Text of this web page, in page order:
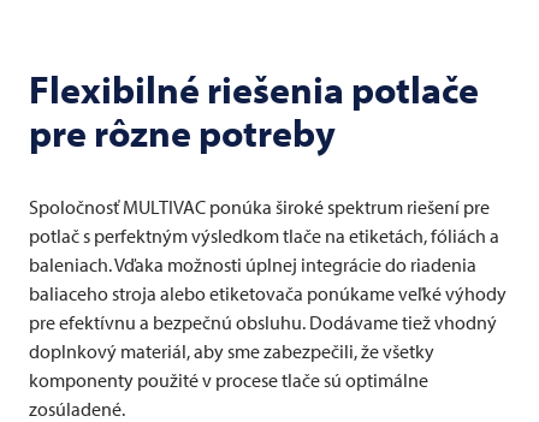
Flexibilné riešenia potlače
pre rôzne potreby
SpoločnosťMULTIVAC ponúka široké spektrum riešení pre
potlač s perfektným výsledkom tlače na etiketách, fóliách a
baleniach. Vďaka možnosti úplnej integrácie do riadenia
baliaceho stroja alebo etiketovača ponúkame veľké výhody
pre efektívnu a bezpečnú obsluhu. Dodávame tiež vhodný
doplnkový materiál, aby sme zabezpečili, že všetky
komponenty použité v procese tlače sú optimálne
zosúladené.